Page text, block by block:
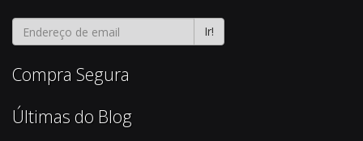
Ir!
Compra Segura
Últimas do Blog